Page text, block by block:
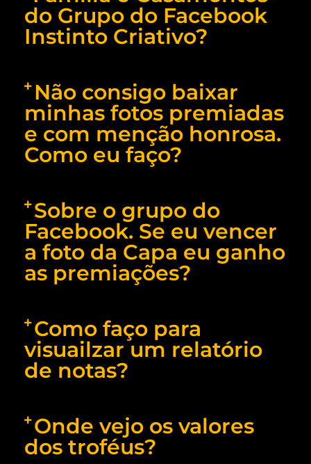
do Grupo do Facebook
Instinto Criativo?
Não consigo baixar
minhas fotos premiadas
e com menção honrosa.
Como eu faço?
Sobre o grupo do
Facebook. Se eu vencer
a foto da Capa eu ganho
as premiações?
Como faço para
visuailzar um relatório
de notas?
Onde vejo os valores
dos troféus?